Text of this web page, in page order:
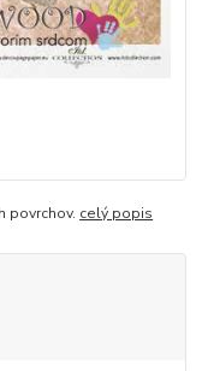
povrchov. celý popis